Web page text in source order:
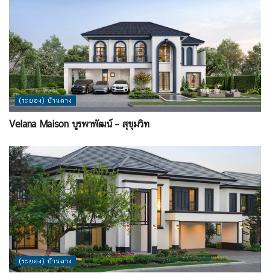
(ระยอง) บ้านฉาง
Velana Maison บูรพาพัฒน์ – สุขุมวิท
(ระยอง) บ้านฉาง